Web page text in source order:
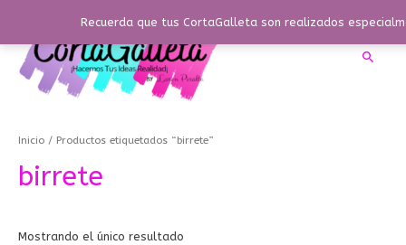
Recuerda que tus CortaGalleta son realizados
contenido
Inicio / Productos etiquetados “birrete”
birrete
Mostrando el único resultado